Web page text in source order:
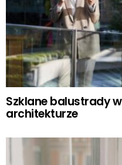
Szklane balustrady
architekturze